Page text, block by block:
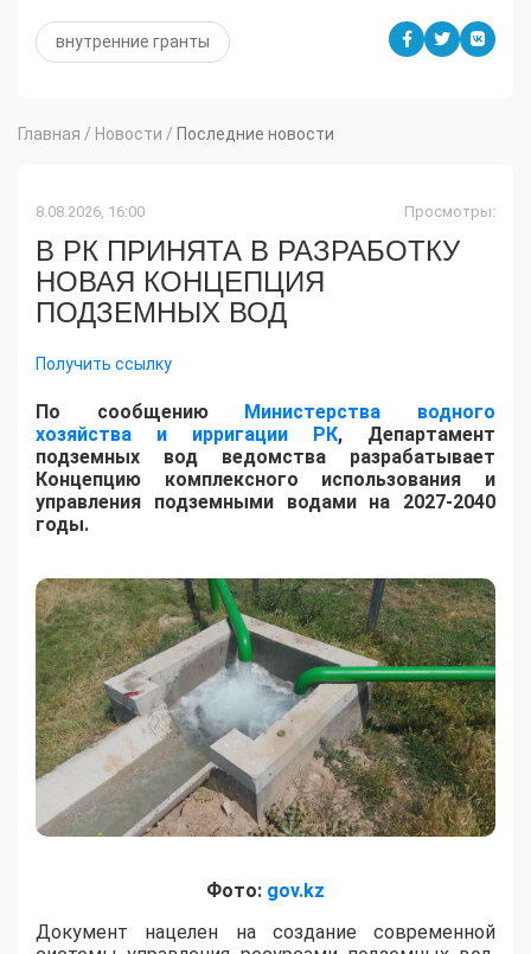
внутренние гранты
Главная / Новости / Последние новости
8.08.2026, 16:00 Просмотры:
В РК ПРИНЯТА В РАЗРАБОТКУ
НОВАЯ КОНЦЕПЦИЯ
ПОДЗЕМНЫХ ВОД
Получить ссылку
По сообщению Министерства водного
хозяйства и ирригации РК, Департамент
подземных вод ведомства разрабатывает
Концепцию комплексного использования и
управления подземными водами на 2027-2040
годы.
Фото: gov.kz
​Документ нацелен на создание современной